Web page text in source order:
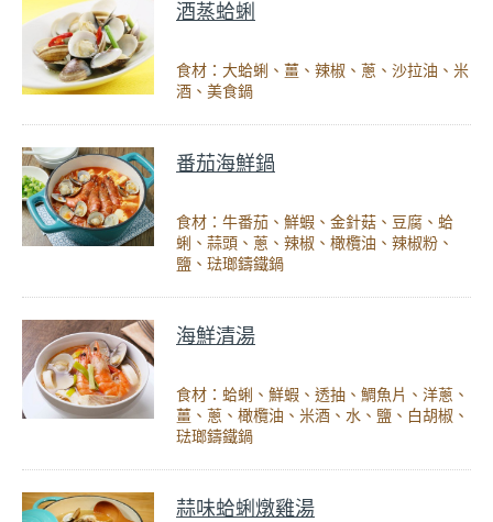
酒蒸蛤蜊
食材：大蛤蜊、薑、辣椒、蔥、沙拉油、米
酒、美食鍋
番茄海鮮鍋
食材：牛番茄、鮮蝦、金針菇、豆腐、蛤
蜊、蒜頭、蔥、辣椒、橄欖油、辣椒粉、
鹽、琺瑯鑄鐵鍋
海鮮清湯
食材：蛤蜊、鮮蝦、透抽、鯛魚片、洋蔥、
薑、蔥、橄欖油、米酒、水、鹽、白胡椒、
琺瑯鑄鐵鍋
蒜味蛤蜊燉雞湯